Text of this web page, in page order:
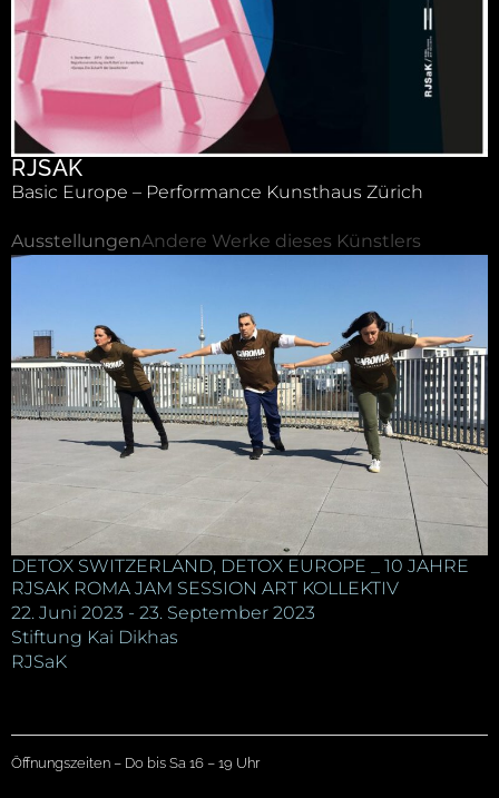
RJSAK
Basic Europe – Performance Kunsthaus Zürich
AusstellungenAndere Werke dieses Künstlers
DETOX SWITZERLAND, DETOX EUROPE _ 10 JAHRE
RJSAK ROMA JAM SESSION ART KOLLEKTIV
22. Juni 2023 - 23. September 2023
Stiftung Kai Dikhas
RJSaK
Öffnungszeiten – Do bis Sa 16 – 19 Uhr